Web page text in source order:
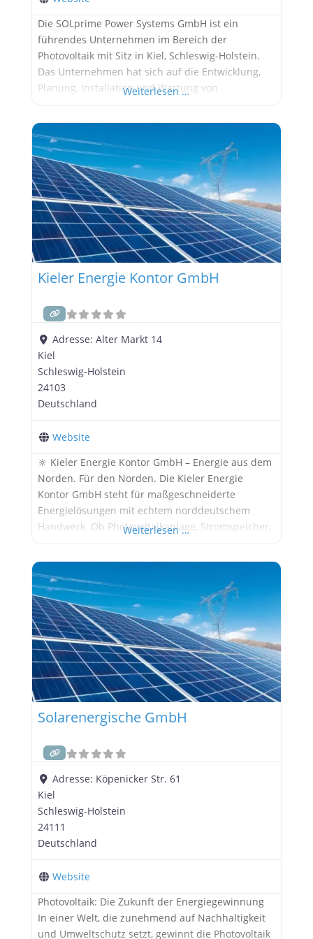
Die SOLprime Power Systems GmbH ist ein
führendes Unternehmen im Bereich der
Photovoltaik mit Sitz in Kiel, Schleswig-Holstein.
Das Unternehmen hat sich auf die Entwicklung,
Planung, Installation und Wartung von
umfassende Lösungen für private, gewerbliche
und industrielle Anwendungen. Dienstleistungen
und Spezialisierungen SOLprime Power Systems
GmbH bietet eine breite Palette an
Dienstleistungen an, die alle Aspekte der
Weiterlesen …
Kieler Energie Kontor GmbH
Adresse:Alter Markt 14
Kiel
Schleswig-Holstein
24103
Deutschland
Website
🔆 Kieler Energie Kontor GmbH – Energie aus dem
Norden. Für den Norden. Die Kieler Energie
Kontor GmbH steht für maßgeschneiderte
Energielösungen mit echtem norddeutschem
Handwerk. Ob Photovoltaikanlage, Stromspeicher,
aus Kiel bietet Ihnen alles aus einer Hand:
persönlich, kompetent und zuverlässig. 🏡 Für
Privatkunden, Gewerbe und Landwirtschaft – mit
Fokus auf: Individuelle Beratung &
Weiterlesen …
Solarenergische GmbH
Adresse: Köpenicker Str. 61
Kiel
Schleswig-Holstein
24111
Deutschland
Website
Photovoltaik: Die Zukunft der Energiegewinnung
In einer Welt, die zunehmend auf Nachhaltigkeit
und Umweltschutz setzt, gewinnt die Photovoltaik